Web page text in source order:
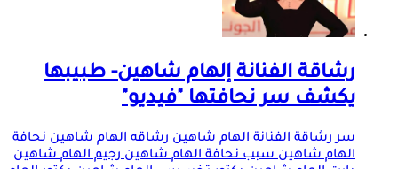
رشاقة الفنانة إلهام شاهين- طبيبها
يكشف سر نحافتها "فيديو"
سر رشاقة الفنانة الهام شاهين رشاقه الهام شاهين نحافة
الهام شاهين سبب نحافة الهام شاهين رجيم الهام شاهين